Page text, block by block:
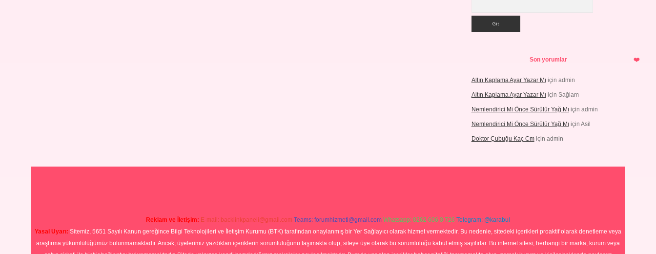
Son yorumlar
Altın Kaplama Ayar Yazar Mıiçin admin
Altın Kaplama Ayar Yazar Mıiçin Sağlam
Nemlendirici Mi Önce Sürülür Yağ Mıiçin admin
Nemlendirici Mi Önce Sürülür Yağ Mıiçin Asil
Doktor Çubuğu Kaç Cmiçin admin
Reklam ve İletişim: E-mail: backlinkpaneli@gmail.com Teams: forumhizmeti@gmail.com Whatsapp: 0262 606 0 726 Telegram: @karabul
Yasal Uyarı: Sitemiz, 5651 Sayılı Kanun gereğince Bilgi Teknolojileri ve İletişim Kurumu (BTK) tarafından onaylanmış bir Yer Sağlayıcı olarak hizmet vermektedir. Bu nedenle, sitedeki içerikleri proaktif olarak denetleme veya
araştırma yükümlülüğümüz bulunmamaktadır. Ancak, üyelerimiz yazdıkları içeriklerin sorumluluğunu taşımakta olup, siteye üye olarak bu sorumluluğu kabul etmiş sayılırlar. Bu internet sitesi, herhangi bir marka, kurum veya